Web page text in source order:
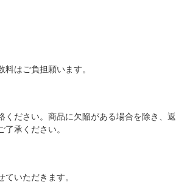
はご負担願います。
ください。商品に欠陥がある場合を除き、返
承ください。
いただきます。